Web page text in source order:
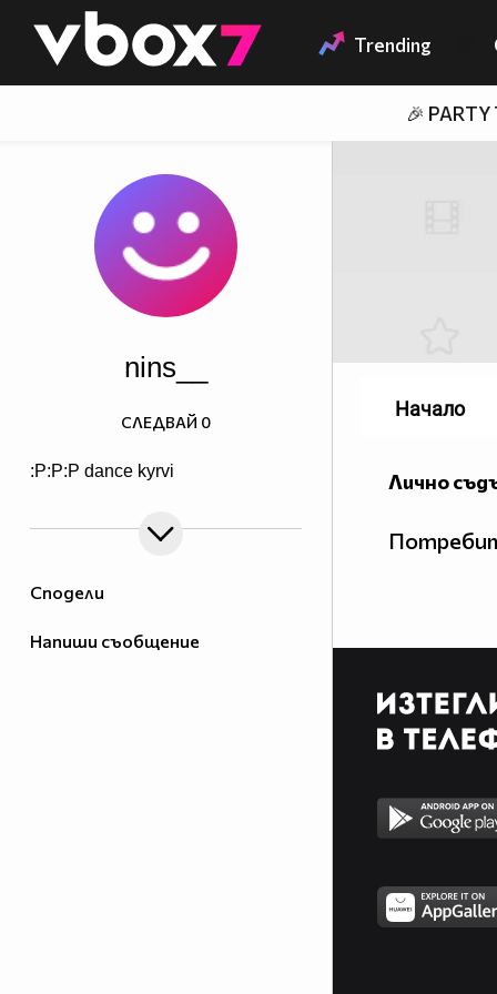
👾 Trending
🎉 PARTY
Сподели
Напиши съобщение
nins__
:P:P:P dance kyrvi
СЛЕДВАЙ 0
Лично
Начало